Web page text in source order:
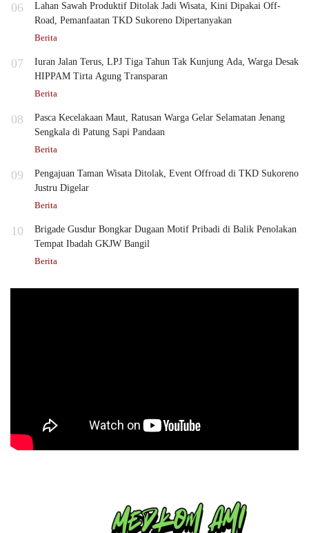
06
Lahan Sawah Produktif Ditolak Jadi Wisata, Kini Dipakai Off-
Road, Pemanfaatan TKD Sukoreno Dipertanyakan
Berita
07
Iuran Jalan Terus, LPJ Tiga Tahun Tak Kunjung Ada, Warga Desak
HIPPAM Tirta Agung Transparan
Berita
08
Pasca Kecelakaan Maut, Ratusan Warga Gelar Selamatan Jenang
Sengkala di Patung Sapi Pandaan
Berita
09
Pengajuan Taman Wisata Ditolak, Event Offroad di TKD Sukoreno
Justru Digelar
Berita
10
Brigade Gusdur Bongkar Dugaan Motif Pribadi di Balik Penolakan
Tempat Ibadah GKJW Bangil
Berita